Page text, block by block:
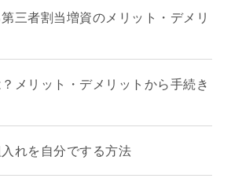
三者割当増資のメリット・デメリ
メリット・デメリットから手続き
れを自分でする方法